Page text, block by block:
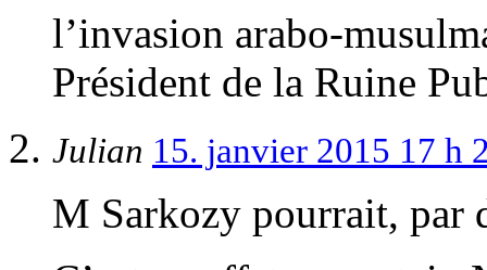
l’invasion arabo-
Président de la Ruine
Julian 15. janvier 2015 17 h
M Sarkozy pourrait, par